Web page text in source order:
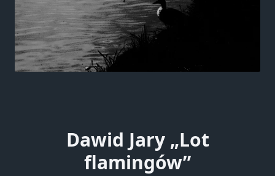
Dawid Jary „Lot
flamingów”